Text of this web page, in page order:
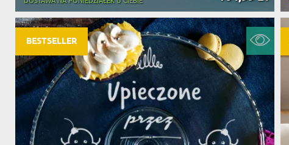
BESTSELLER